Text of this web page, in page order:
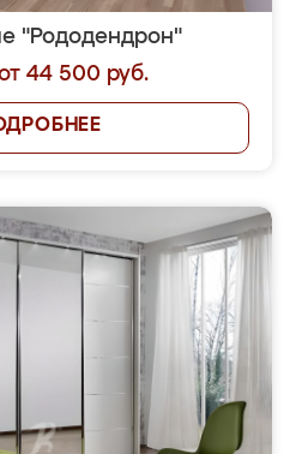
"Рододендрон"
44 500 руб.